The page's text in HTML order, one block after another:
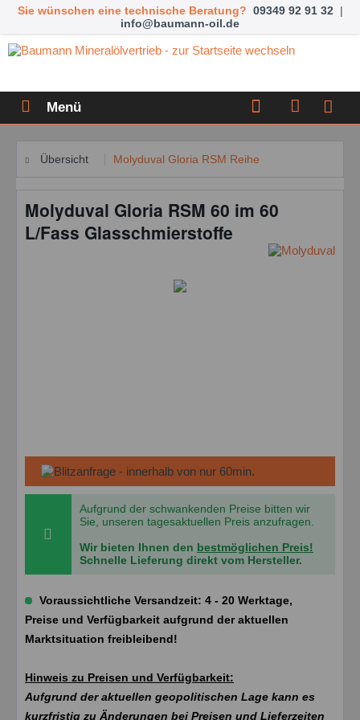
Sie wünschen eine technische Beratung? 09349 92 91 32 |
info@baumann-oil.de
Menü
Übersicht Molyduval Gloria RSM Reihe
Molyduval Gloria RSM 60 im 60
L/Fass Glasschmierstoffe
Aufgrund der schwankenden Preise bitten wir
Sie, unseren tagesaktuellen Preis anzufragen.
Wir bieten Ihnen den bestmöglichen Preis!
Schnelle Lieferung direkt vom Hersteller.
Voraussichtliche Versandzeit: 4 - 20 Werktage,
Preise und Verfügbarkeit aufgrund der aktuellen
Marktsituation freibleibend!
Hinweis zu Preisen und Verfügbarkeit:
Aufgrund der aktuellen geopolitischen Lage kann es
kurzfristig zu Änderungen bei Preisen und Lieferzeiten